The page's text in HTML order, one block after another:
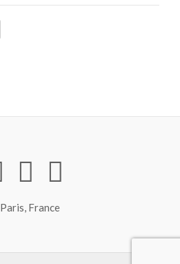
Paris, France